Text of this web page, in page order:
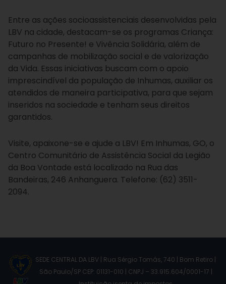
Entre as ações socioassistenciais desenvolvidas pela
LBV na cidade, destacam-se os programas Criança:
Futuro no Presente! e Vivência Solidária, além de
campanhas de mobilização social e de valorização
da Vida. Essas iniciativas buscam com o apoio
imprescindível da população de Inhumas, auxiliar os
atendidos de maneira participativa, para que sejam
inseridos na sociedade e tenham seus direitos
garantidos.
Visite, apaixone-se e ajude a LBV! Em Inhumas, GO, o
Centro Comunitário de Assistência Social da Legião
da Boa Vontade está localizado na Rua das
Bandeiras, 246 Anhanguera. Telefone: (62) 3511-
2094.
SEDE CENTRAL DA LBV | Rua Sérgio Tomás, 740 | Bom Retiro |
São Paulo/SP CEP: 01131-010 | CNPJ – 33.915.604/0001-17 |